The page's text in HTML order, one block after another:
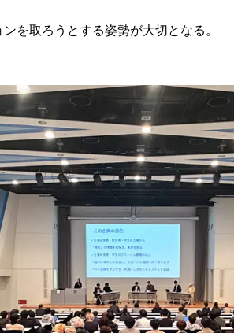
を取ろうとする姿勢が大切となる。